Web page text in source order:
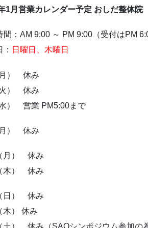
1月営業カレンダー予定 おしだ整体院
間：AM 9:00 ～ PM 9:00（受付はPM
日曜日、木曜日
） 休み
） 休み
） 営業 PM5:00まで
） 休み
月） 休み
木） 休み
日） 休み
木） 休み